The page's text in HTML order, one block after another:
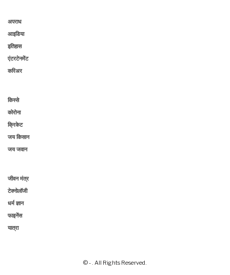
अपराध
आइडिया
इतिहास
एंटरटेनमेंट
करिअर
किस्से
कोरोना
क्रिकेट
जय किसान
जय जवान
जीवन मंत्र
टेक्नोलॉजी
धर्म ज्ञान
फाइनेंस
यात्रा
© - . All Rights Reserved.